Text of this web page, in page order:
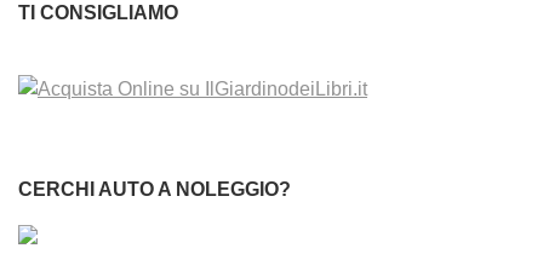
TI CONSIGLIAMO
CERCHI AUTO A NOLEGGIO?